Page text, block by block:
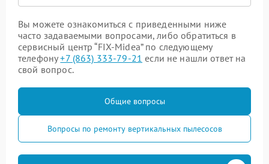
Вы можете ознакомиться с приведенными ниже
часто задаваемыми вопросами, либо обратиться в
сервисный центр “FIX-Midea” по следующему
телефону+7 (863) 333-79-21 если не нашли ответ на
свой вопрос.
Общие вопросы
Вопросы по ремонту вертикальных пылесосов